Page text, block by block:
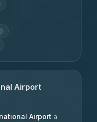
Airport
Airport a